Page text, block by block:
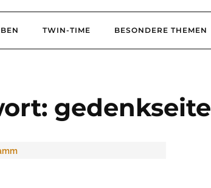
TWIN-TIME BESONDERE THEMEN
gedenkseite